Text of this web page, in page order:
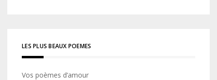
LES PLUS BEAUX POEMES
Vos poèmes d’amour